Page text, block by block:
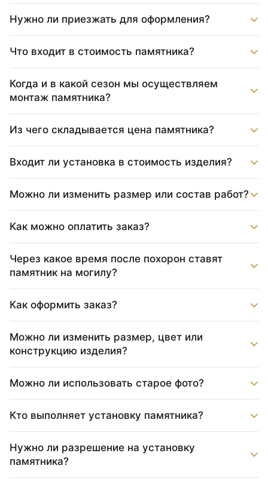
Нужно ли приезжать для оформления?
Что входит в стоимость памятника?
Когда и в какой сезон мы осуществляем
монтаж памятника?
Из чего складывается цена памятника?
Входит ли установка в стоимость изделия?
Можно ли изменить размер или состав работ?
Как можно оплатить заказ?
Через какое время после похорон ставят
памятник на могилу?
Как оформить заказ?
Можно ли изменить размер, цвет или
конструкцию изделия?
Можно ли использовать старое фото?
Кто выполняет установку памятника?
Нужно ли разрешение на установку
памятника?